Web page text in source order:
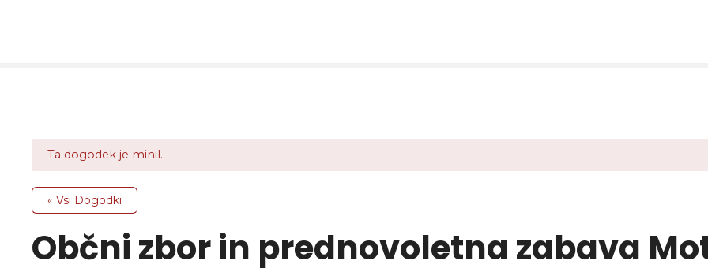
Ta dogodek je minil.
« Vsi Dogodki
Občni zbor in prednovoletna zabava